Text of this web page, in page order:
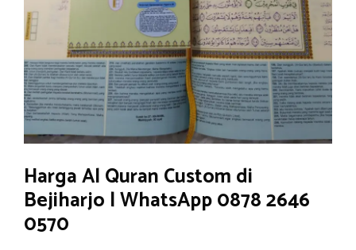
Harga Al Quran Custom di
Bejiharjo | WhatsApp 0878 2646
0570